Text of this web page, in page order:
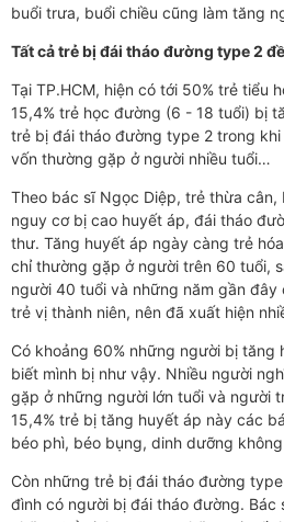
buổi trưa, buổi chiều cũng làm tăng
Tất cả trẻ bị đái tháo đường type 2
Tại TP.HCM, hiện có tới 50% trẻ tiểu
15,4% trẻ học đường (6 - 18 tuổi) bị
trẻ bị đái tháo đường type 2 trong
vốn thường gặp ở người nhiều tuổi…
Theo bác sĩ Ngọc Diệp, trẻ thừa cân,
nguy cơ bị cao huyết áp, đái tháo
thư. Tăng huyết áp ngày càng trẻ
chỉ thường gặp ở người trên 60 tuổi,
người 40 tuổi và những năm gần đây
trẻ vị thành niên, nên đã xuất hiện
Có khoảng 60% những người bị tăng
biết mình bị như vậy. Nhiều người
gặp ở những người lớn tuổi và người
15,4% trẻ bị tăng huyết áp này các
béo phì, béo bụng, dinh dưỡng
Còn những trẻ bị đái tháo đường
đình có người bị đái tháo đường. Bác